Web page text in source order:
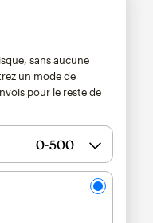
sans aucune
un mode de
pour le reste de